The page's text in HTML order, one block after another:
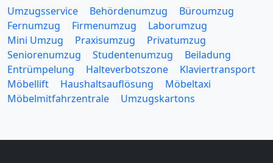
Umzugsservice Behördenumzug
Büroumzug
Fernumzug
Firmenumzug
Laborumzug
Mini Umzug
Praxisumzug
Privatumzug
Seniorenumzug
Studentenumzug
Beiladung
Entrümpelung
Halteverbotszone
Klaviertransport
Möbellift
Haushaltsauflösung
Möbeltaxi
Möbelmitfahrzentrale
Umzugskartons